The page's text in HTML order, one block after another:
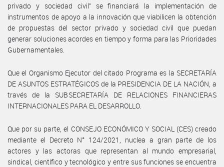
privado y sociedad civil” se financiará la implementación de
instrumentos de apoyo a la innovación que viabilicen la obtención
de propuestas del sector privado y sociedad civil que puedan
generar soluciones acordes en tiempo y forma para las Prioridades
Gubernamentales.
Que el Organismo Ejecutor del citado Programa es la SECRETARÍA
DE ASUNTOS ESTRATÉGICOS de la PRESIDENCIA DE LA NACIÓN, a
través de la SUBSECRETARÍA DE RELACIONES FINANCIERAS
INTERNACIONALES PARA EL DESARROLLO.
Que por su parte, el CONSEJO ECONÓMICO Y SOCIAL (CES) creado
mediante el Decreto N° 124/2021, nuclea a gran parte de los
actores y las actoras que representan al mundo empresarial,
sindical, científico y tecnológico y entre sus funciones se encuentra